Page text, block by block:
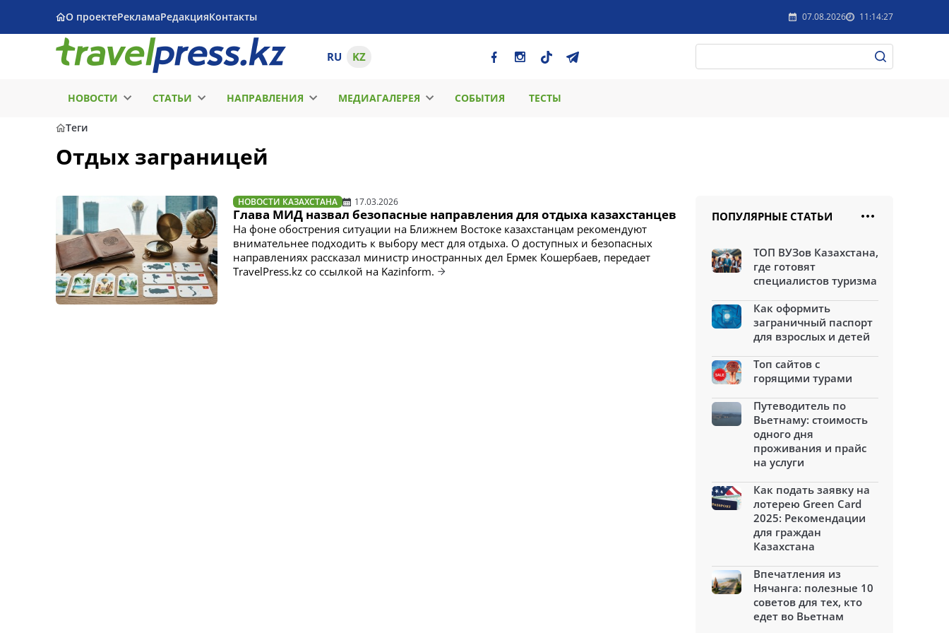
О проектеРекламаРедакцияКонтакты 07.08.2026 11:14:27
RU KZ
НОВОСТИ СТАТЬИ НАПРАВЛЕНИЯ МЕДИАГАЛЕРЕЯ СОБЫТИЯ ТЕСТЫ
Теги
Отдых заграницей
НОВОСТИ КАЗАХСТАНА 17.03.2026
Глава МИД назвал безопасные направления для отдыха казахстанцев
На фоне обострения ситуации на Ближнем Востоке казахстанцам рекомендуют
внимательнее подходить к выбору мест для отдыха. О доступных и безопасных
направлениях рассказал министр иностранных дел Ермек Кошербаев, передает
TravelPress.kz со ссылкой на Kazinform.
ПОПУЛЯРНЫЕ СТАТЬИ
ТОП ВУЗов Казахстана,
где готовят
специалистов туризма
Как оформить
заграничный паспорт
для взрослых и детей
Топ сайтов с
горящими турами
Путеводитель по
Вьетнаму: стоимость
одного дня
проживания и прайс
на услуги
Как подать заявку на
лотерею Green Card
2025: Рекомендации
для граждан
Казахстана
Впечатления из
Нячанга: полезные 10
советов для тех, кто
едет во Вьетнам